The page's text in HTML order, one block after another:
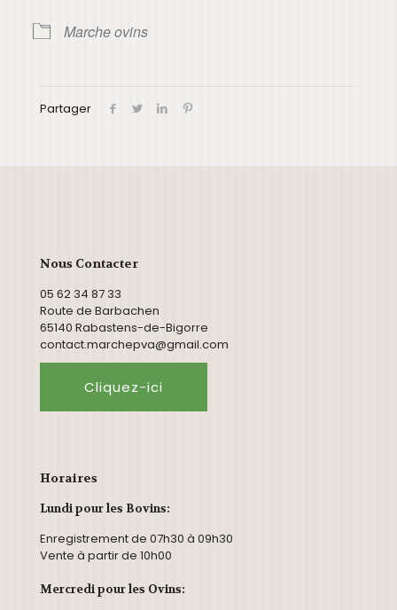
Marche ovins
Partager
Nous Contacter
05 62 34 87 33
Route de Barbachen
65140 Rabastens-de-Bigorre
contact.marchepva@gmail.com
Cliquez-ici
Horaires
Lundi pour les Bovins:
Enregistrement de 07h30 à 09h30
Vente à partir de 10h00
Mercredi pour les Ovins: